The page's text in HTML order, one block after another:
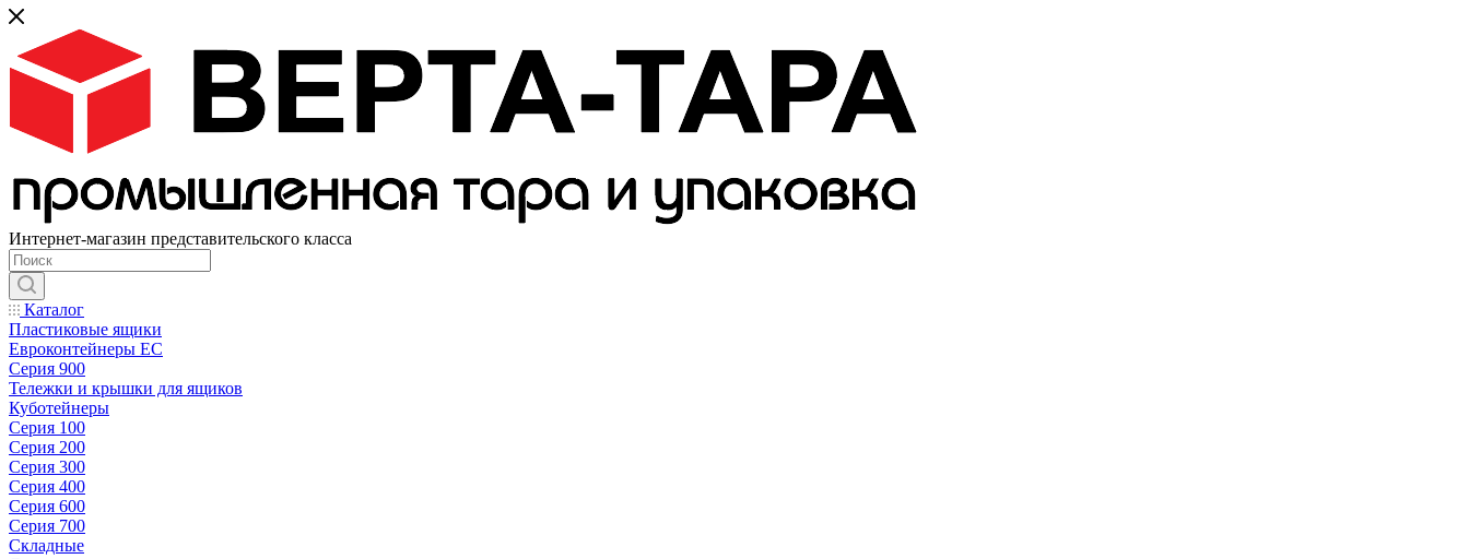
Интернет-магазин представительского класса
Каталог
Пластиковые ящики
Евроконтейнеры ЕС
Серия 900
Тележки и крышки для ящиков
Куботейнеры
Серия 100
Серия 200
Серия 300
Серия 400
Серия 600
Серия 700
Складные